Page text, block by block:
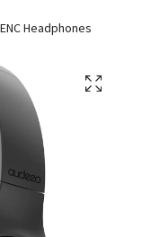
Headphones